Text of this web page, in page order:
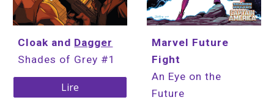
Cloak and Dagger
Shades of Grey #1
Lire
Marvel Future
Fight
An Eye on the
Future